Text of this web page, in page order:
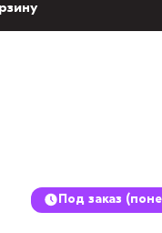
Под заказ